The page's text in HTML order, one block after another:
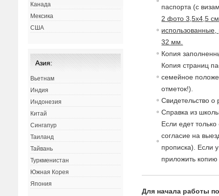
паспорта (с в
2 фото 3,5х4,5
32 мм.
Копия
Копия страниц
семейное
отметок!).
Свидетельство о
Справка из
Если едет
согласие на в
прописка). Если
приложить
Для начала работы
Канада
Мексика
США
Азия:
Вьетнам
Индия
Индонезия
Китай
Сингапур
Таиланд
Тайвань
Туркменистан
Южная Корея
Япония